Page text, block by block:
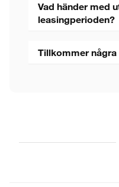
Vad händer med
leasingperioden?
Tillkommer